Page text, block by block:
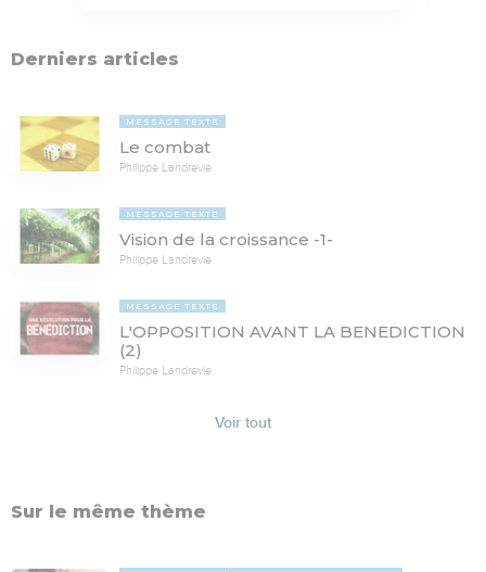
Derniers articles
MESSAGE TEXTE
Le combat
Philippe Landrevie
MESSAGE TEXTE
Vision de la croissance -1-
Philippe Landrevie
MESSAGE TEXTE
L'OPPOSITION AVANT LA BENEDICTION
(2)
Philippe Landrevie
Voir tout
Sur le même thème